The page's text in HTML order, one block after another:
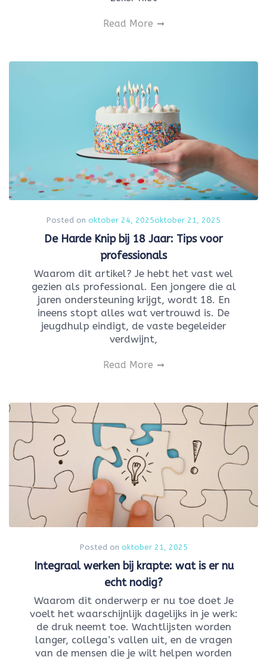
Read More
Posted on oktober 24, 2025oktober 21, 2025
De Harde Knip bij 18 Jaar: Tips voor
professionals
Waarom dit artikel? Je hebt het vast wel
gezien als professional. Een jongere die al
jaren ondersteuning krijgt, wordt 18. En
ineens stopt alles wat vertrouwd is. De
jeugdhulp eindigt, de vaste begeleider
verdwijnt,
Read More
Posted on oktober 21, 2025
Integraal werken bij krapte: wat is er nu
echt nodig?
Waarom dit onderwerp er nu toe doet Je
voelt het waarschijnlijk dagelijks in je werk:
de druk neemt toe. Wachtlijsten worden
langer, collega’s vallen uit, en de vragen
van de mensen die je wilt helpen worden